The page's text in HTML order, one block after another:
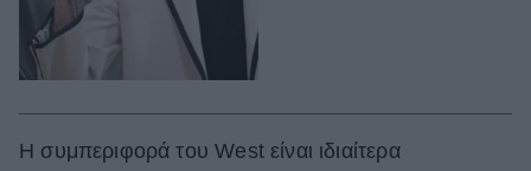
Η συμπεριφορά του West είναι ιδιαίτερα